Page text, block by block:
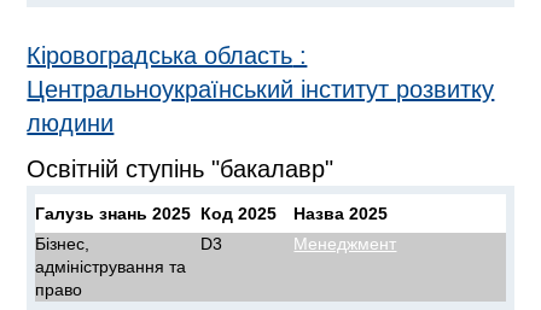
Кіровоградська область :
Центральноукраїнський інститут розвитку
людини
Освітній ступінь "бакалавр"
Галузь знань 2025 Код 2025
Назва 2025
Бізнес,
адміністрування та
право
D3 Менеджмент